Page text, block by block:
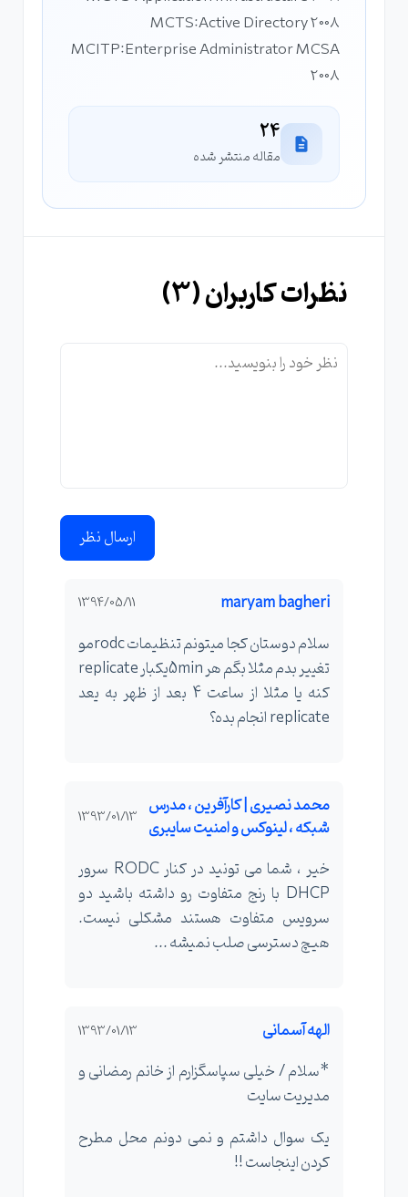
MCTS:Active Directory 2008
MCITP:Enterprise Administrator MCSA
2008
24
مقاله منتشر شده
نظرات کاربران (3
)
ارسال نظر
maryam bagheri
1394/05/11
سلام دوستان کجا میتونم تنظیمات rodcمو
تغییر بدم مثلا بگم هر 5minیکبار replicate
کنه یا مثلا از ساعت 4 بعد از ظهر به یعد
replicate انجام بده؟
محمد نصیری | کارآفرین ، مدرس
شبکه ، لینوکس و امنیت سایبری
1393/01/13
خیر ، شما می تونید در کنار RODC سرور
DHCP با رنج متفاوت رو داشته باشید دو
سرویس متفاوت هستند مشکلی نیست.
هیچ دسترسی صلب نمیشه ...
الهه آسمانی 1393/01/13
*سلام / خیلی سپاسگزارم از خانم رمضانی و
مدیریت سایت
یک سوال داشتم و نمی دونم محل مطرح
کردن اینجاست !!